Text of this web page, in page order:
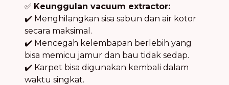
✅ Keunggulan vacuum extractor:
✔️ Menghilangkan sisa sabun dan air kotor
secara maksimal.
✔️ Mencegah kelembapan berlebih yang
bisa memicu jamur dan bau tidak sedap.
✔️ Karpet bisa digunakan kembali dalam
waktu singkat.